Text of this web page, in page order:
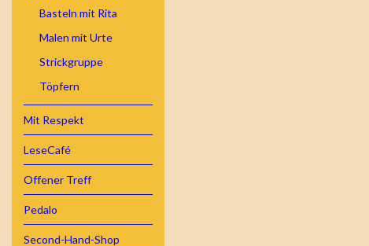
Basteln mit Rita
Malen mit Urte
Strickgruppe
Töpfern
Mit Respekt
LeseCafé
Offener Treff
Pedalo
Second-Hand-Shop